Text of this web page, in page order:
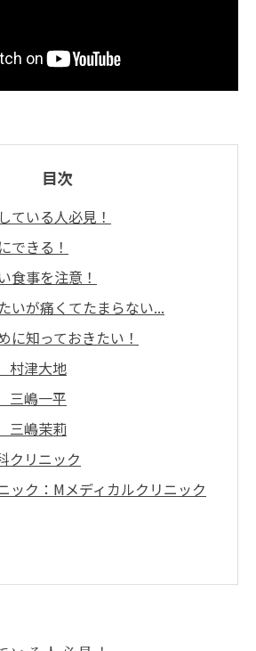
目次
ている人必見！
できる！
食事を注意！
いが痛くてたまらない...
に知っておきたい！
津大地
嶋一平
嶋茉莉
クリニック
ック：Mメディカルクリニック